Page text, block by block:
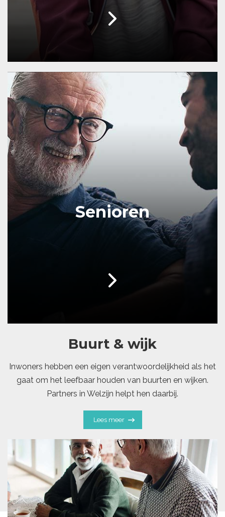
Senioren
Buurt & wijk
Inwoners hebben een eigen verantwoordelijkheid als het
gaat om het leefbaar houden van buurten en wijken.
Partners in Welzijn helpt hen daarbij.
Lees meer